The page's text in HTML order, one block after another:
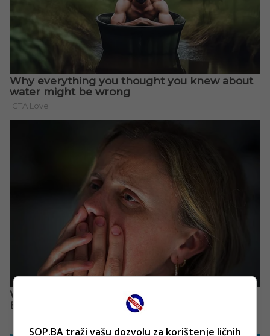
SOP.BA traži vašu dozvolu za korištenje ličnih